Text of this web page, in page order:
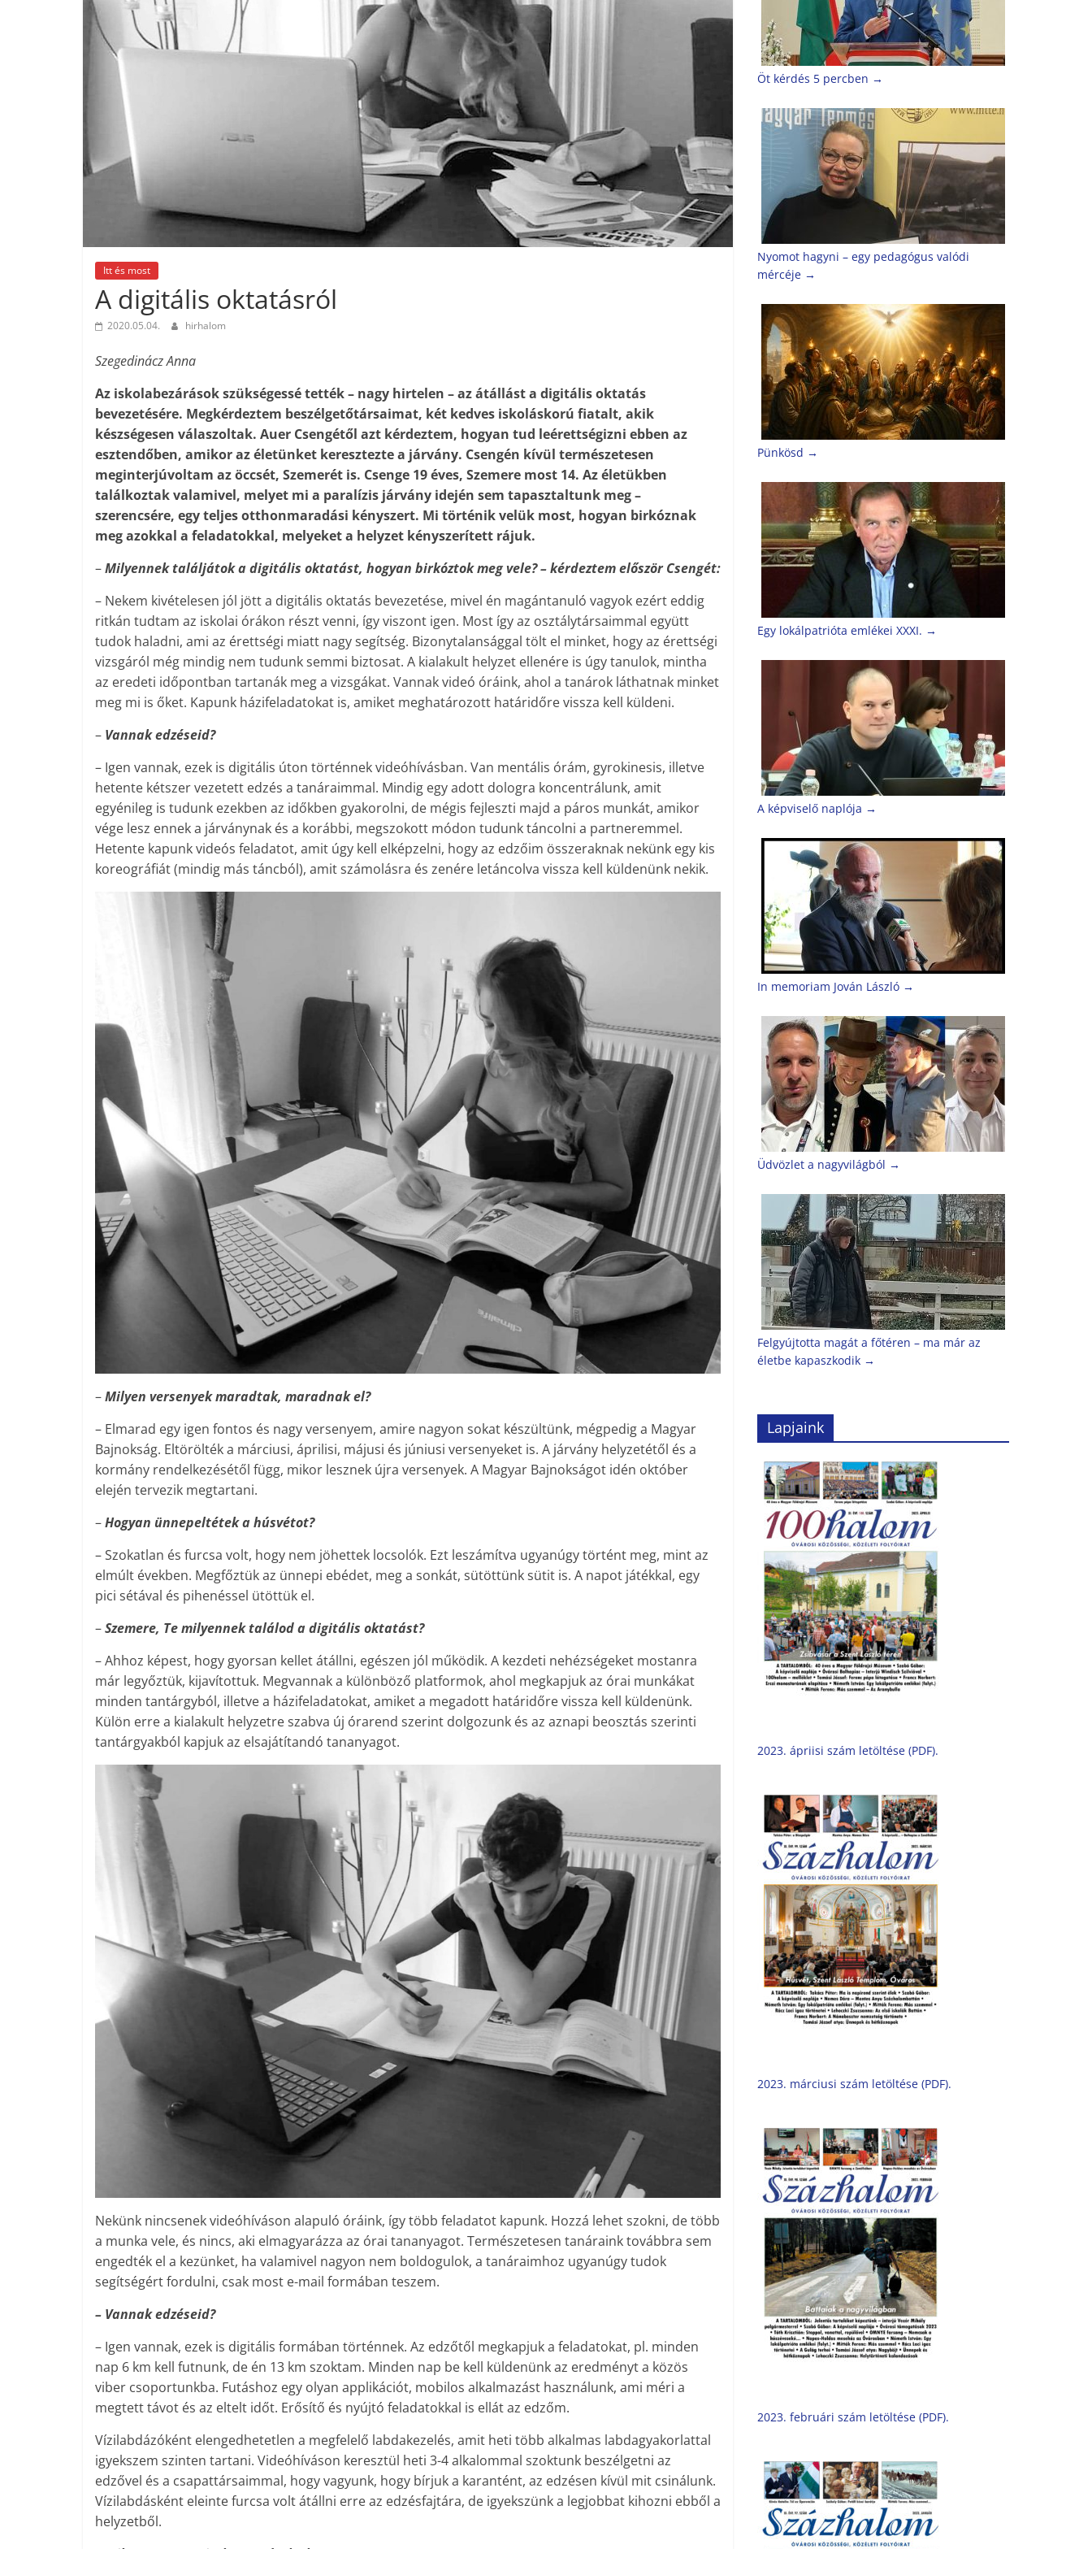
Itt és most
A digitális oktatásról
2020.05.04. hirhalom
Szegedinácz Anna
Az iskolabezárások szükségessé tették – nagy hirtelen – az átállást a digitális oktatás
bevezetésére. Megkérdeztem beszélgetőtársaimat, két kedves iskoláskorú fiatalt, akik
készségesen válaszoltak. Auer Csengétől azt kérdeztem, hogyan tud leérettségizni ebben az
esztendőben, amikor az életünket keresztezte a járvány. Csengén kívül természetesen
meginterjúvoltam az öccsét, Szemerét is. Csenge 19 éves, Szemere most 14. Az életükben
találkoztak valamivel, melyet mi a paralízis járvány idején sem tapasztaltunk meg –
szerencsére, egy teljes otthonmaradási kényszert. Mi történik velük most, hogyan birkóznak
meg azokkal a feladatokkal, melyeket a helyzet kényszerített rájuk.
–Milyennek találjátok a digitális oktatást, hogyan birkóztok meg vele? – kérdeztem először Csengét:
– Nekem kivételesen jól jött a digitális oktatás bevezetése, mivel én magántanuló vagyok ezért eddig
ritkán tudtam az iskolai órákon részt venni, így viszont igen. Most így az osztálytársaimmal együtt
tudok haladni, ami az érettségi miatt nagy segítség. Bizonytalansággal tölt el minket, hogy az érettségi
vizsgáról még mindig nem tudunk semmi biztosat. A kialakult helyzet ellenére is úgy tanulok, mintha
az eredeti időpontban tartanák meg a vizsgákat. Vannak videó óráink, ahol a tanárok láthatnak minket
meg mi is őket. Kapunk házifeladatokat is, amiket meghatározott határidőre vissza kell küldeni.
– Vannak edzéseid?
– Igen vannak, ezek is digitális úton történnek videóhívásban. Van mentális órám, gyrokinesis, illetve
hetente kétszer vezetett edzés a tanáraimmal. Mindig egy adott dologra koncentrálunk, amit
egyénileg is tudunk ezekben az időkben gyakorolni, de mégis fejleszti majd a páros munkát, amikor
vége lesz ennek a járványnak és a korábbi, megszokott módon tudunk táncolni a partneremmel.
Hetente kapunk videós feladatot, amit úgy kell elképzelni, hogy az edzőim összeraknak nekünk egy kis
koreográfiát (mindig más táncból), amit számolásra és zenére letáncolva vissza kell küldenünk nekik.
–Milyen versenyek maradtak, maradnak el?
– Elmarad egy igen fontos és nagy versenyem, amire nagyon sokat készültünk, mégpedig a Magyar
Bajnokság. Eltörölték a márciusi, áprilisi, májusi és júniusi versenyeket is. A járvány helyzetétől és a
kormány rendelkezésétől függ, mikor lesznek újra versenyek. A Magyar Bajnokságot idén október
elején tervezik megtartani.
–Hogyan ünnepeltétek a húsvétot?
– Szokatlan és furcsa volt, hogy nem jöhettek locsolók. Ezt leszámítva ugyanúgy történt meg, mint az
elmúlt években. Megfőztük az ünnepi ebédet, meg a sonkát, sütöttünk sütit is. A napot játékkal, egy
pici sétával és pihenéssel ütöttük el.
–Szemere, Te milyennek találod a digitális oktatást?
– Ahhoz képest, hogy gyorsan kellet átállni, egészen jól működik. A kezdeti nehézségeket mostanra
már legyőztük, kijavítottuk. Megvannak a különböző platformok, ahol megkapjuk az órai munkákat
minden tantárgyból, illetve a házifeladatokat, amiket a megadott határidőre vissza kell küldenünk.
Külön erre a kialakult helyzetre szabva új órarend szerint dolgozunk és az aznapi beosztás szerinti
tantárgyakból kapjuk az elsajátítandó tananyagot.
Nekünk nincsenek videóhíváson alapuló óráink, így több feladatot kapunk. Hozzá lehet szokni, de több
a munka vele, és nincs, aki elmagyarázza az órai tananyagot. Természetesen tanáraink továbbra sem
engedték el a kezünket, ha valamivel nagyon nem boldogulok, a tanáraimhoz ugyanúgy tudok
segítségért fordulni, csak most e-mail formában teszem.
– Vannak edzéseid?
– Igen vannak, ezek is digitális formában történnek. Az edzőtől megkapjuk a feladatokat, pl. minden
nap 6 km kell futnunk, de én 13 km szoktam. Minden nap be kell küldenünk az eredményt a közös
viber csoportunkba. Futáshoz egy olyan applikációt, mobilos alkalmazást használunk, ami méri a
megtett távot és az eltelt időt. Erősítő és nyújtó feladatokkal is ellát az edzőm.
Vízilabdázóként elengedhetetlen a meg­felelő labdakezelés, amit heti több alkalmas labdagyakorlattal
igyekszem szinten tartani. Videóhíváson keresztül heti 3-4 alkalommal szoktunk beszélgetni az
edzővel és a csapattársaimmal, hogy vagyunk, hogy bírjuk a karantént, az edzésen kívül mit csinálunk.
Vízilabdásként eleinte furcsa volt átállni erre az edzésfajtára, de igyekszünk a legjobbat kihozni ebből a
helyzetből.
Öt kérdés 5 percben →
Nyomot hagyni – egy pedagógus valódi
mércéje →
Pünkösd →
Egy lokálpatrióta emlékei XXXI. →
A képviselő naplója →
In memoriam Jován László →
Üdvözlet a nagyvilágból →
Felgyújtotta magát a főtéren – ma már az
életbe kapaszkodik →
Lapjaink
2023. ápriisi szám letöltése (PDF).
2023. márciusi szám letöltése (PDF).
2023. februári szám letöltése (PDF).